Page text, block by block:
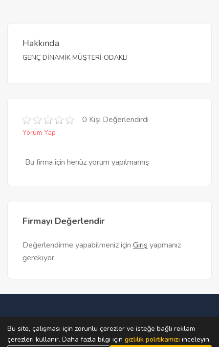
Hakkında
GENÇ DİNAMİK MÜŞTERİ ODAKLI
0 Kişi Değerlendirdi
Yorum Yap
Bu firma için henüz yorum yapılmamış
Firmayı Değerlendir
Değerlendirme yapabilmeniz için Giriş yapmanız
gerekiyor.
Bu site, çalışması için zorunlu çerezler ve isteğe bağlı reklam
çerezleri kullanır. Daha fazla bilgi için gizlilik politikamızı inceleyin.
© 2019 - 2026 Sitedeki materyaller izinsiz kullanılamaz.